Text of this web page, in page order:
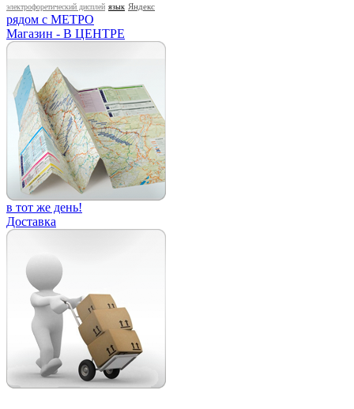
электрофоретический дисплей язык Яндекс
рядом с МЕТРО
Магазин - В ЦЕНТРЕ
в тот же день!
Доставка